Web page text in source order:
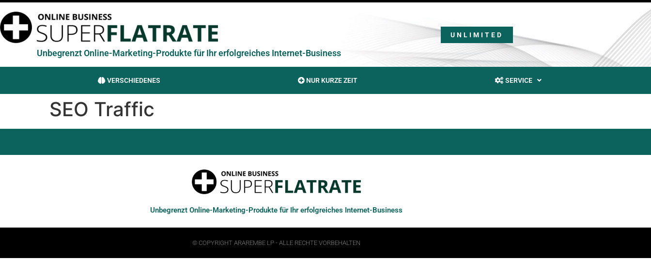
Unbegrenzt Online-Marketing-Produkte für Ihr erfolgreiches Internet-Business
UNLIMITED
VERSCHIEDENES NUR KURZE ZEIT SERVICE
SEO Traffic
Unbegrenzt Online-Marketing-Produkte für Ihr erfolgreiches Internet-Business
© COPYRIGHT ARAREMBE LP - ALLE RECHTE VORBEHALTEN